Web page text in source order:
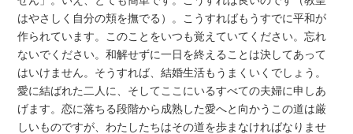
はやさしく自分の頬を撫でる）。こうすればもうすでに平和が
作られています。このことをいつも覚えていてください。忘れ
ないでください。和解せずに一日を終えることは決してあって
はいけません。そうすれば、結婚生活もうまくいくでしょう。
愛に結ばれた二人に、そしてここにいるすべての夫婦に申しあ
げます。恋に落ちる段階から成熟した愛へと向かうこの道は厳
しいものですが、わたしたちはその道を歩まなければなりませ